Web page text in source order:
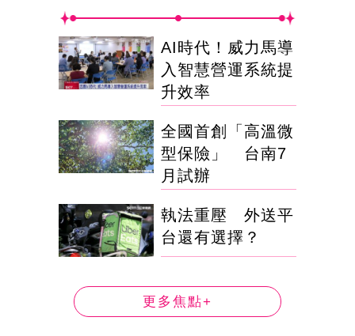
AI時代！威力馬導
入智慧營運系統提
升效率
全國首創「高溫微
型保險」 台南7
月試辦
執法重壓 外送平
台還有選擇？
更多焦點+